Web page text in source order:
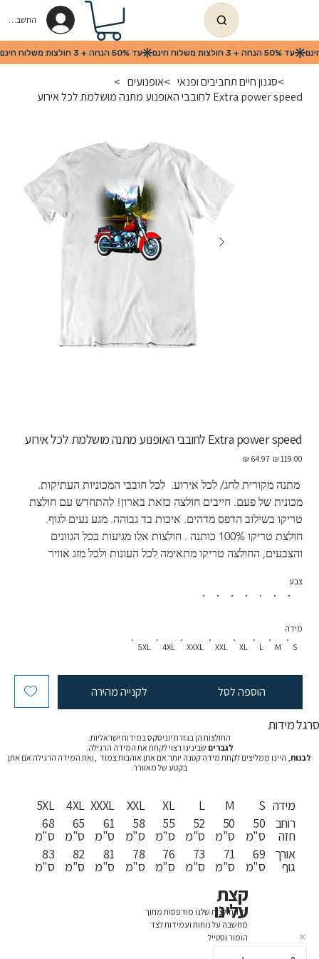
החשבון שלי
>סגנון חיים תחביבים ופנאי >אופנועים >
Extra power speed לחובבי האופנוע מתנה מושלמת לכל אירוע
Extra power speed לחובבי האופנוע מתנה מושלמת לכל אירוע
מחיר
מחיר
‏64.97 ‏₪
מתנה מקורית לחג/ לכל אירוע.  לכל חובבי המכוניות העתיקות.
מכונית של פעם. חייבים חולצה כזאת בארון! להתחדש עם חולצת
טריקו בשילוב הדפס מדהים. איכות בד גבוהה. מגע נעים לגוף.
חולצת טריקו 100% כותנה . חולצות אלו מגיעות בכל הגוונים
והצבעים, החולצה טריקו מתאימה לכל העונות ולכל מזג אוויר
צבע
S
M
L
XL
XXL
XXXL
4XL
5XL
מידה
הוספה לסל לקנייה מהירה
סרגל מידות
החולצות הן בגזרת יוניסקס במידות ישראליות.
לגברים שבינינו רצוי לקחת את המידה הרגילה.
לבנות, היינו ממליצים לקחת מידה קטנה יותר אם אתן אוהבות צמוד ,ואת המידה הרגילה אם אתן
בקטע של מאוורר.
5XL
68
ס"מ
83
ס"מ
4XL
65
ס"מ
82
ס"מ
XXXL
61
ס"מ
81
ס"מ
XXL
58
ס"מ
78
ס"מ
XL
55
ס"מ
76
ס"מ
L
52
ס"מ
73
ס"מ
M
50
ס"מ
71
ס"מ
S
50
ס"מ
69
ס"מ
מידה
רוחב
חזה
אורך
גוף
כל החולצות שלנו מודפסות מתוך
מחשבה על נוחות ועמידות לצד
הומור וסטייל
קצת
עלינו